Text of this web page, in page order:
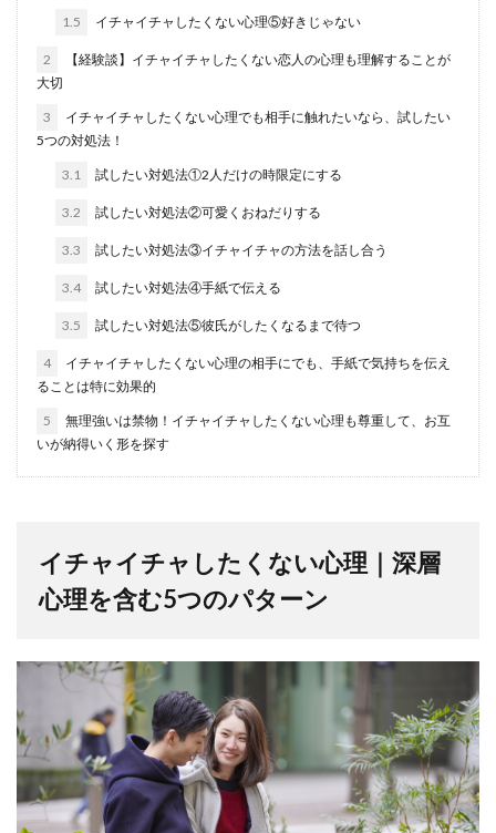
1.5 イチャイチャしたくない心理⑤好きじゃない
2
【経験談】イチャイチャしたくない恋人の心理も理解することが
大切
3
イチャイチャしたくない心理でも相手に触れたいなら、試したい
5つの対処法！
3.1 試したい対処法①2人だけの時限定にする
3.2 試したい対処法②可愛くおねだりする
3.3 試したい対処法③イチャイチャの方法を話し合う
3.4 試したい対処法④手紙で伝える
3.5 試したい対処法⑤彼氏がしたくなるまで待つ
4
イチャイチャしたくない心理の相手にでも、手紙で気持ちを伝え
ることは特に効果的
5
無理強いは禁物！イチャイチャしたくない心理も尊重して、お互
いが納得いく形を探す
イチャイチャしたくない心理｜深層
心理を含む5つのパターン